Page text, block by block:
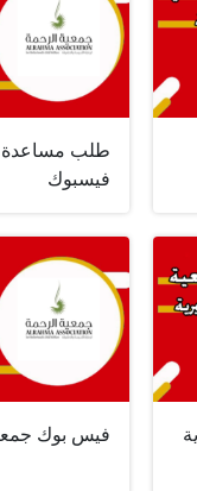
طلب مساعدة
فيسبوك
فيس بوك